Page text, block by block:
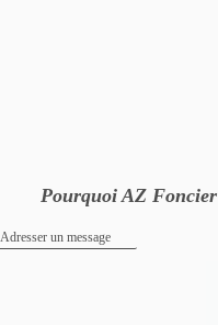
Pourquoi AZ Foncier
Adresser un message